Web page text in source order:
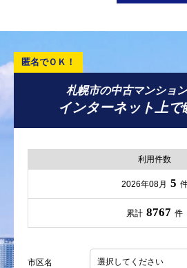
札幌市の中古マンショ
インターネット上で
利用件数
2026年08月 5
累計 8767 件
市区名